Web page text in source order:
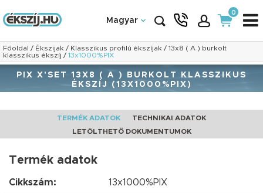
Magyar
0
Főoldal / Ékszijak / Klasszikus profilú ékszíjak / 13x8 ( A ) burkolt
klasszikus ékszíj / 13x1000%PIX
PIX X'SET 13X8 ( A ) BURKOLT KLASSZIKUS
ÉKSZÍJ (13X1000%PIX)
TERMÉK ADATOK
TECHNIKAI ADATOK
LETÖLTHETŐ DOKUMENTUMOK
Termék adatok
Cikkszám: 13x1000%PIX